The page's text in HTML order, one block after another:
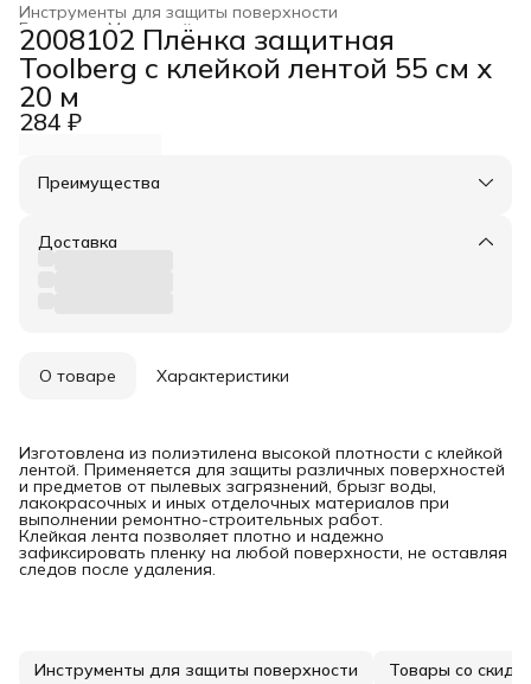
Инструменты для защиты поверхности
Малярный инструмент
Главная ›
2008102 Плёнка защитная
Toolberg с клейкой лентой 55 см х
20 м
284 ₽
Преимущества
Оплата частями в Сплит
Удобный возврат
Доставка
О товаре Характеристики
Изготовлена из полиэтилена высокой плотности с клейкой
лентой. Применяется для защиты различных поверхностей
и предметов от пылевых загрязнений, брызг воды,
лакокрасочных и иных отделочных материалов при
выполнении ремонтно-строительных работ.
Клейкая лента позволяет плотно и надежно
зафиксировать пленку на любой поверхности, не оставляя
следов после удаления.
Инструменты для защиты поверхности Товары со